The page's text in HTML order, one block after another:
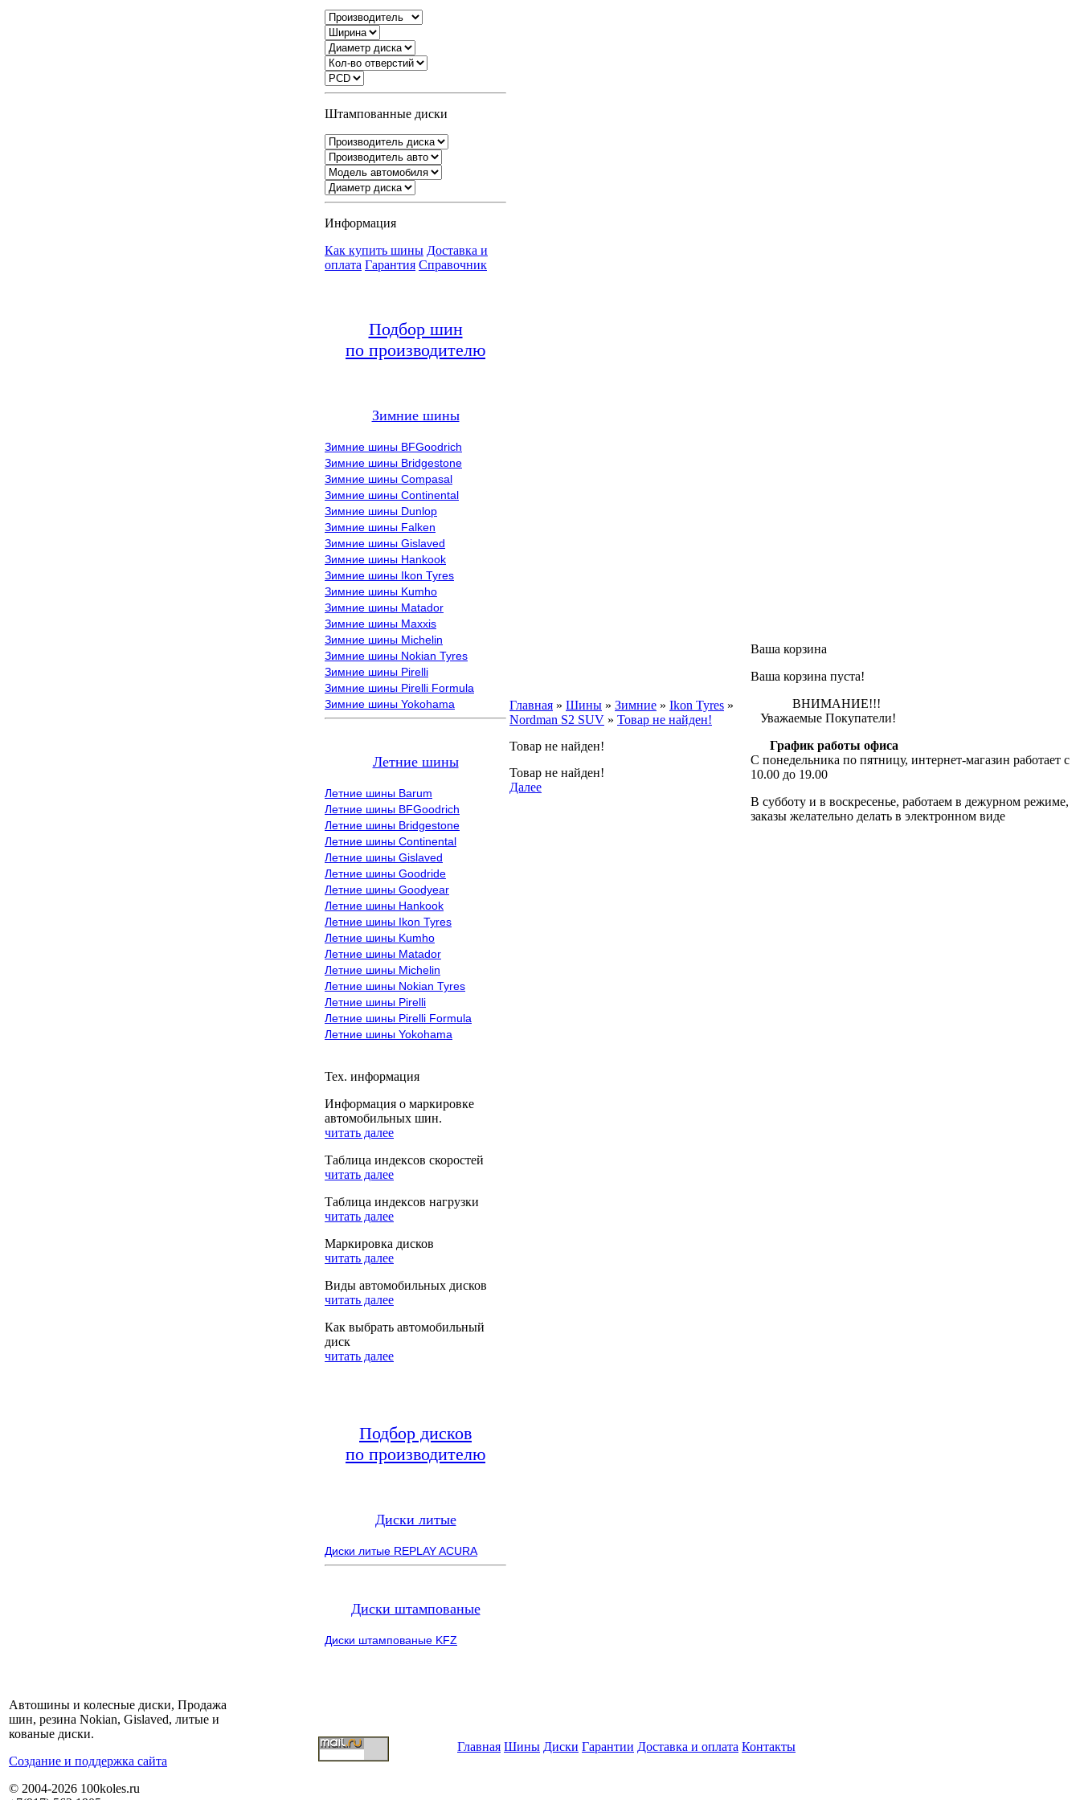
Штампованные диски
Информация
Как купить шины Доставка и
оплата Гарантия Справочник
Подбор шин
по производителю
Зимние шины
Зимние шины BFGoodrich
Зимние шины Bridgestone
Зимние шины Compasal
Зимние шины Continental
Зимние шины Dunlop
Зимние шины Falken
Зимние шины Gislaved
Зимние шины Hankook
Зимние шины Ikon Tyres
Зимние шины Kumho
Зимние шины Matador
Зимние шины Maxxis
Зимние шины Michelin
Зимние шины Nokian Tyres
Зимние шины Pirelli
Зимние шины Pirelli Formula
Зимние шины Yokohama
Летние шины
Летние шины Barum
Летние шины BFGoodrich
Летние шины Bridgestone
Летние шины Continental
Летние шины Gislaved
Летние шины Goodride
Летние шины Goodyear
Летние шины Hankook
Летние шины Ikon Tyres
Летние шины Kumho
Летние шины Matador
Летние шины Michelin
Летние шины Nokian Tyres
Летние шины Pirelli
Летние шины Pirelli Formula
Летние шины Yokohama
Тех. информация
Информация о маркировке
автомобильных шин.
читать далее
Таблица индексов скоростей
читать далее
Таблица индексов нагрузки
читать далее
Маркировка дисков
читать далее
Виды автомобильных дисков
читать далее
Как выбрать автомобильный
диск
читать далее
Подбор дисков
по производителю
Диски литые
Диски литые REPLAY ACURA
Диски штампованые
Диски штампованые KFZ
Главная » Шины » Зимние » Ikon Tyres »
Nordman S2 SUV » Товар не найден!
Товар не найден!
Товар не найден!
Далее
Ваша корзина
Ваша корзина пуста!
ВНИМАНИЕ!!!
Уважаемые Покупатели!
График работы офиса
С понедельника по пятницу, интернет-магазин работает с
10.00 до 19.00
В субботу и в воскресенье, работаем в дежурном режиме,
заказы желательно делать в электронном виде
Автошины и колесные диски, Продажа
шин, резина Nokian, Gislaved, литые и
кованые диски.
Cоздание и поддержка сайта
© 2004-2026 100koles.ru
Главная Шины Диски Гарантии Доставка и оплата Контакты